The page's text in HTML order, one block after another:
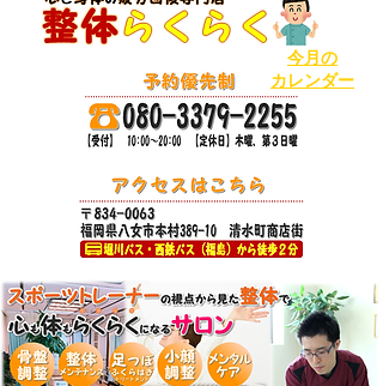
今月の
カレンダー